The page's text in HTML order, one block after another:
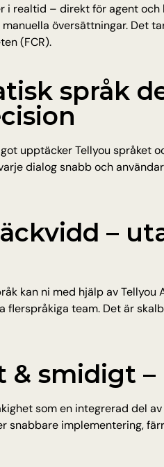
i realtid – direkt för agent
översättningar. Det
(FCR).
språk
upptäcker Tellyou språket
dialog snabb och
–
kan ni med hjälp av
flerspråkiga team. Det är
& smidigt
som en integrerad del
snabbare implementering,